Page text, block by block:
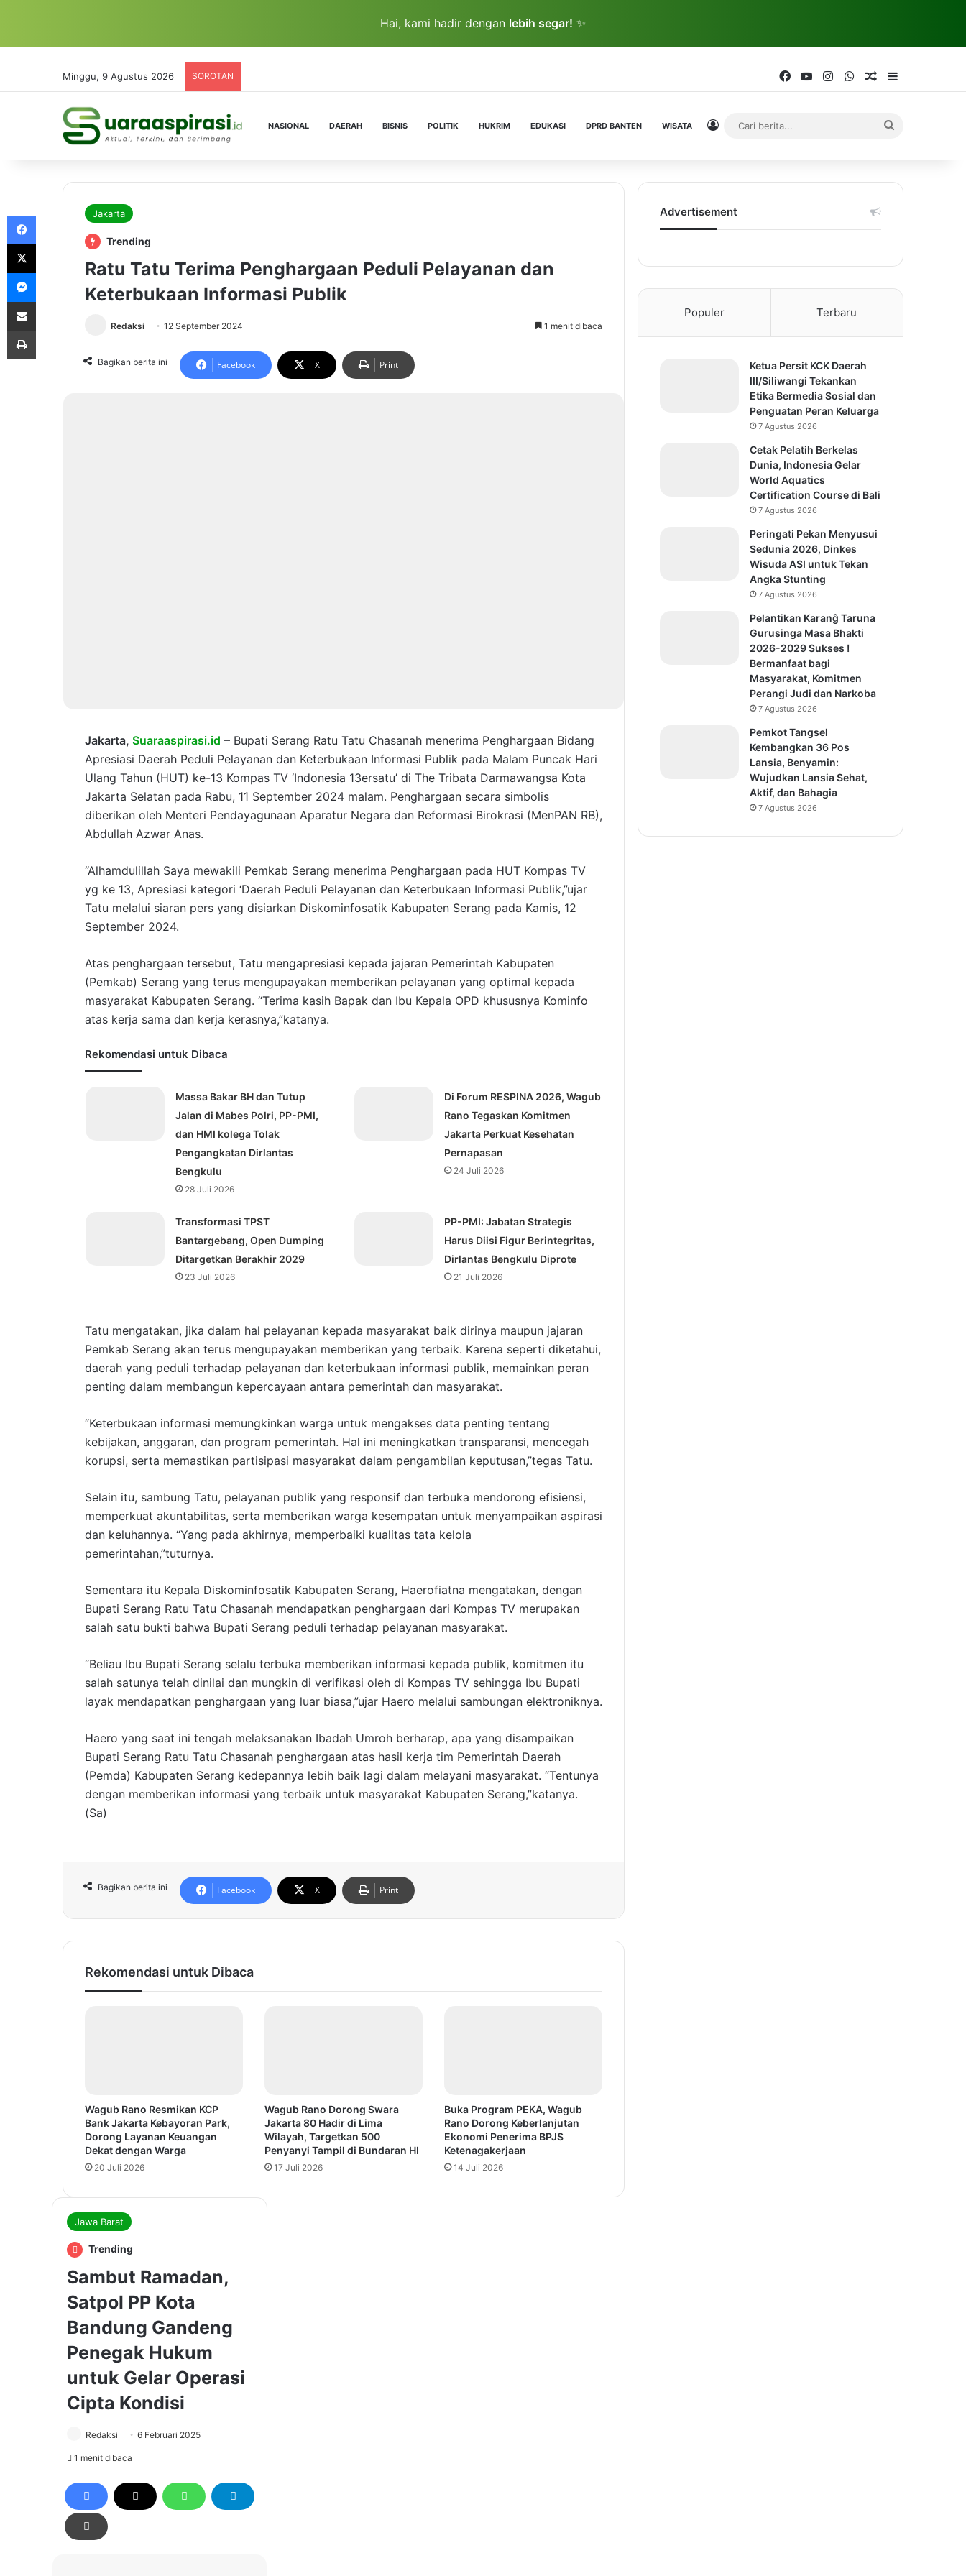
Hai, kami hadir dengan lebih segar! ✨
Minggu, 9 Agustus 2026 SOROTAN FacebookYouTubeInstagramWhatsAppRandom Article
NASIONAL DAERAH BISNIS POLITIK HUKRIM EDUKASI DPRD BANTEN WISATA Log In
Jakarta
Trending
Ratu Tatu Terima Penghargaan Peduli Pelayanan dan
Keterbukaan Informasi Publik
Redaksi 12 September 2024 1 menit dibaca
Bagikan berita ini Facebook X Print
Jakarta, Suaraaspirasi.id – Bupati Serang Ratu Tatu Chasanah menerima Penghargaan Bidang
Apresiasi Daerah Peduli Pelayanan dan Keterbukaan Informasi Publik pada Malam Puncak Hari
Ulang Tahun (HUT) ke-13 Kompas TV ‘Indonesia 13ersatu’ di The Tribata Darmawangsa Kota
Jakarta Selatan pada Rabu, 11 September 2024 malam. Penghargaan secara simbolis
diberikan oleh Menteri Pendayagunaan Aparatur Negara dan Reformasi Birokrasi (MenPAN RB),
Abdullah Azwar Anas.
“Alhamdulillah Saya mewakili Pemkab Serang menerima Penghargaan pada HUT Kompas TV
yg ke 13, Apresiasi kategori ‘Daerah Peduli Pelayanan dan Keterbukaan Informasi Publik,”ujar
Tatu melalui siaran pers yang disiarkan Diskominfosatik Kabupaten Serang pada Kamis, 12
September 2024.
Atas penghargaan tersebut, Tatu mengapresiasi kepada jajaran Pemerintah Kabupaten
(Pemkab) Serang yang terus mengupayakan memberikan pelayanan yang optimal kepada
masyarakat Kabupaten Serang. “Terima kasih Bapak dan Ibu Kepala OPD khususnya Kominfo
atas kerja sama dan kerja kerasnya,”katanya.
Rekomendasi untuk Dibaca
Massa Bakar BH dan Tutup
Jalan di Mabes Polri, PP-PMI,
dan HMI kolega Tolak
Pengangkatan Dirlantas
Bengkulu
28 Juli 2026
Di Forum RESPINA 2026, Wagub
Rano Tegaskan Komitmen
Jakarta Perkuat Kesehatan
Pernapasan
24 Juli 2026
Transformasi TPST
Bantargebang, Open Dumping
Ditargetkan Berakhir 2029
23 Juli 2026
⁠PP-PMI: Jabatan Strategis
Harus Diisi Figur Berintegritas,
Dirlantas Bengkulu Diprote
21 Juli 2026
Tatu mengatakan, jika dalam hal pelayanan kepada masyarakat baik dirinya maupun jajaran
Pemkab Serang akan terus mengupayakan memberikan yang terbaik. Karena seperti diketahui,
daerah yang peduli terhadap pelayanan dan keterbukaan informasi publik, memainkan peran
penting dalam membangun kepercayaan antara pemerintah dan masyarakat.
“Keterbukaan informasi memungkinkan warga untuk mengakses data penting tentang
kebijakan, anggaran, dan program pemerintah. Hal ini meningkatkan transparansi, mencegah
korupsi, serta memastikan partisipasi masyarakat dalam pengambilan keputusan,”tegas Tatu.
Selain itu, sambung Tatu, pelayanan publik yang responsif dan terbuka mendorong efisiensi,
memperkuat akuntabilitas, serta memberikan warga kesempatan untuk menyampaikan aspirasi
dan keluhannya. “Yang pada akhirnya, memperbaiki kualitas tata kelola
pemerintahan,”tuturnya.
Sementara itu Kepala Diskominfosatik Kabupaten Serang, Haerofiatna mengatakan, dengan
Bupati Serang Ratu Tatu Chasanah mendapatkan penghargaan dari Kompas TV merupakan
salah satu bukti bahwa Bupati Serang peduli terhadap pelayanan masyarakat.
“Beliau Ibu Bupati Serang selalu terbuka memberikan informasi kepada publik, komitmen itu
salah satunya telah dinilai dan mungkin di verifikasi oleh di Kompas TV sehingga Ibu Bupati
layak mendapatkan penghargaan yang luar biasa,”ujar Haero melalui sambungan elektroniknya.
Haero yang saat ini tengah melaksanakan Ibadah Umroh berharap, apa yang disampaikan
Bupati Serang Ratu Tatu Chasanah penghargaan atas hasil kerja tim Pemerintah Daerah
(Pemda) Kabupaten Serang kedepannya lebih baik lagi dalam melayani masyarakat. “Tentunya
dengan memberikan informasi yang terbaik untuk masyarakat Kabupaten Serang,”katanya.
(Sa)
Bagikan berita ini Facebook X Print
Rekomendasi untuk Dibaca
Wagub Rano Resmikan KCP
Bank Jakarta Kebayoran Park,
Dorong Layanan Keuangan
Dekat dengan Warga
20 Juli 2026
Wagub Rano Dorong Swara
Jakarta 80 Hadir di Lima
Wilayah, Targetkan 500
Penyanyi Tampil di Bundaran HI
17 Juli 2026
Buka Program PEKA, Wagub
Rano Dorong Keberlanjutan
Ekonomi Penerima BPJS
Ketenagakerjaan
14 Juli 2026
Advertisement
Populer Terbaru
Ketua Persit KCK Daerah
III/Siliwangi Tekankan
Etika Bermedia Sosial dan
Penguatan Peran Keluarga
7 Agustus 2026
Cetak Pelatih Berkelas
Dunia, Indonesia Gelar
World Aquatics
Certification Course di Bali
7 Agustus 2026
Peringati Pekan Menyusui
Sedunia 2026, Dinkes
Wisuda ASI untuk Tekan
Angka Stunting
7 Agustus 2026
Pelantikan Karanĝ Taruna
Gurusinga Masa Bhakti
2026-2029 Sukses !
Bermanfaat bagi
Masyarakat, Komitmen
Perangi Judi dan Narkoba
7 Agustus 2026
Pemkot Tangsel
Kembangkan 36 Pos
Lansia, Benyamin:
Wujudkan Lansia Sehat,
Aktif, dan Bahagia
7 Agustus 2026
Messenger